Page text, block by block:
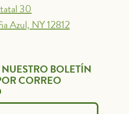
30
Azul, NY 12812
BOLETÍN
CORREO